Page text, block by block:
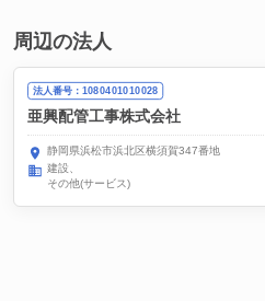
周辺の法人
法人番号：1080401010028
亜興配管工事株式会社
静岡県浜松市浜北区横須賀347番地
建設
その他(サービス)